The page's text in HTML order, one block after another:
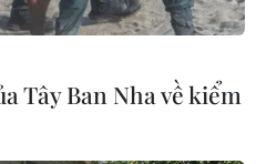
Anh Nga
Tây Ban Nha về kiểm